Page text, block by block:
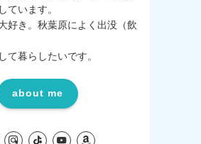
ています。
好き。秋葉原によく出没（飲
て暮らしたいです。
about me